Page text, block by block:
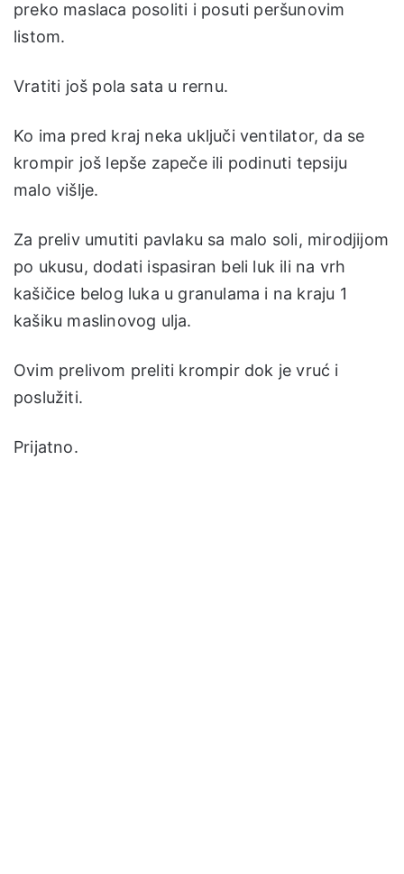
preko maslaca posoliti i posuti peršunovim
listom.
Vratiti još pola sata u rernu.
Ko ima pred kraj neka uključi ventilator, da se
krompir još lepše zapeče ili podinuti tepsiju
malo višlje.
Za preliv umutiti pavlaku sa malo soli, mirodjijom
po ukusu, dodati ispasiran beli luk ili na vrh
kašičice belog luka u granulama i na kraju 1
kašiku maslinovog ulja.
Ovim prelivom preliti krompir dok je vruć i
poslužiti.
Prijatno.